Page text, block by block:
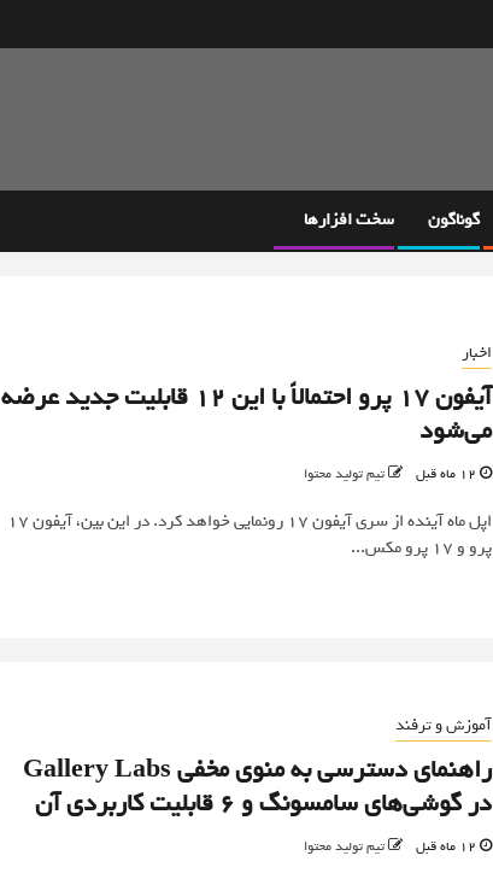
گوناگون سخت افزارها
اخبار
آیفون ۱۷ پرو احتمالاً با این ۱۲ قابلیت جدید عرضه
می‌شود
تیم تولید محتوا
اپل ماه آینده از سری آیفون ۱۷ رونمایی خواهد کرد. در این بین، آیفون ۱۷
پرو و ۱۷ پرو مکس...
آموزش و ترفند
راهنمای دسترسی به منوی مخفی Gallery Labs
در گوشی‌های سامسونگ و 6 قابلیت کاربردی آن
تیم تولید محتوا